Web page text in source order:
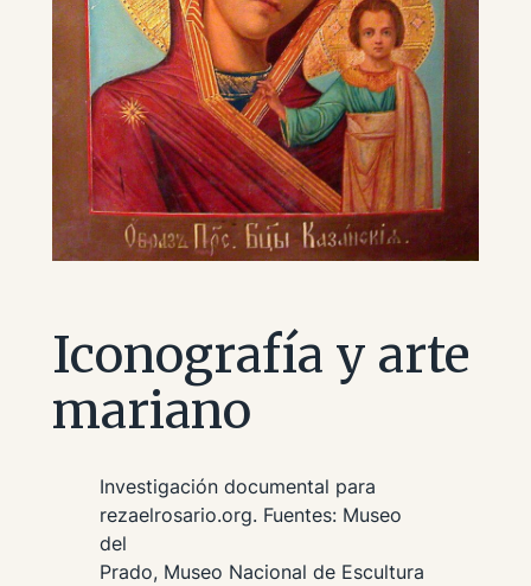
Iconografía y arte
mariano
Investigación documental para
rezaelrosario.org. Fuentes: Museo
del
Prado, Museo Nacional de Escultura